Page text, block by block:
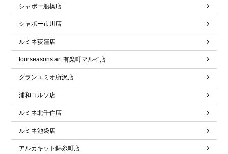
シャポー船橋店
シャポー市川店
ルミネ荻窪店
fourseasons art 有楽町マルイ店
グランエミオ所沢店
浦和コルソ店
ルミネ北千住店
ルミネ池袋店
アルカキット錦糸町店